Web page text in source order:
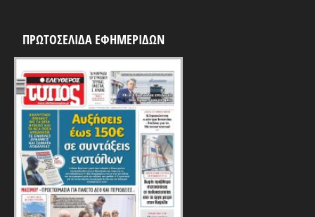
ΠΡΩΤΟΣΕΛΙΔΑ ΕΦΗΜΕΡΙΔΩΝ